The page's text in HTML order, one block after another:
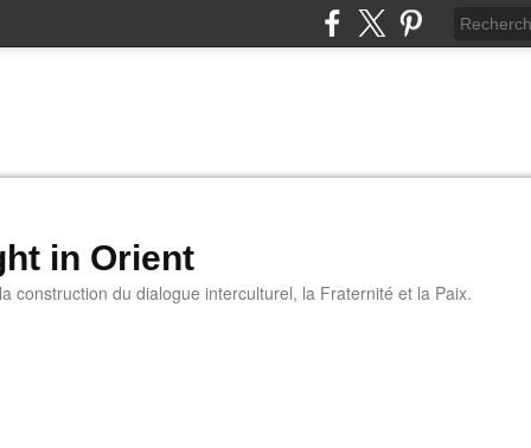
in Orient
construction du dialogue interculturel, la Fraternité et la Paix.